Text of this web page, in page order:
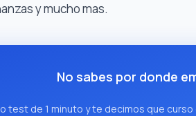
y mucho mas.
No sabes por donde
test de 1 minuto y te decimos que